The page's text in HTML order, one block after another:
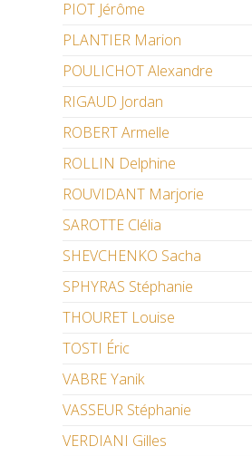
PIOT Jérôme
PLANTIER Marion
POULICHOT Alexandre
RIGAUD Jordan
ROBERT Armelle
ROLLIN Delphine
ROUVIDANT Marjorie
SAROTTE Clélia
SHEVCHENKO Sacha
SPHYRAS Stéphanie
THOURET Louise
TOSTI Éric
VABRE Yanik
VASSEUR Stéphanie
VERDIANI Gilles